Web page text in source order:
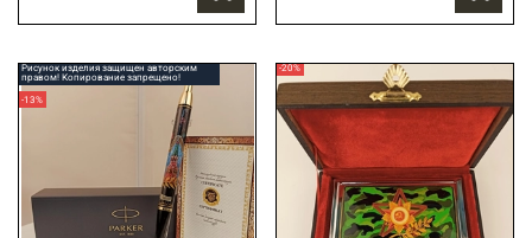
Рисунок изделия защищен авторским
правом! Копирование запрещено!
-13%
-20%